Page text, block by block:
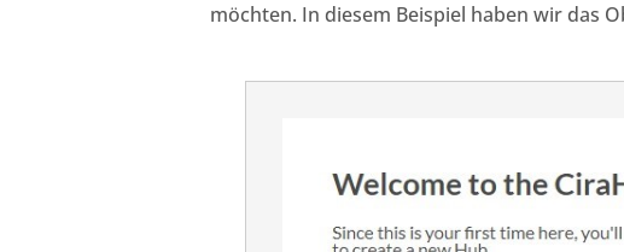
möchten. In diesem Beispiel haben wir das